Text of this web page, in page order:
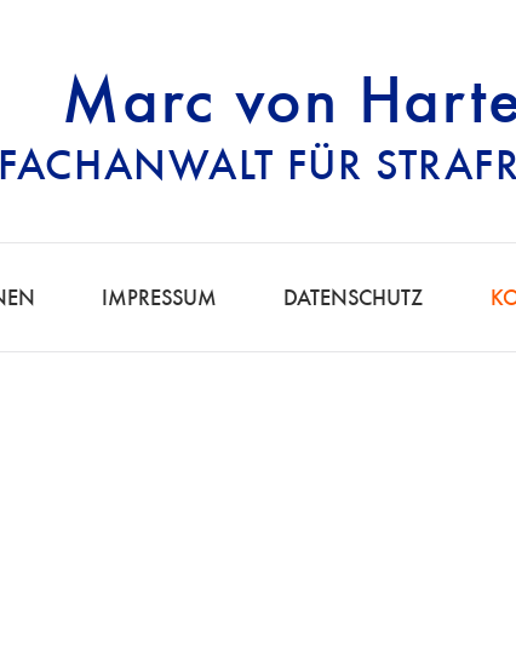
Marc von
FACHANWALT FÜR
IMPRESSUM DATENSCHUTZ